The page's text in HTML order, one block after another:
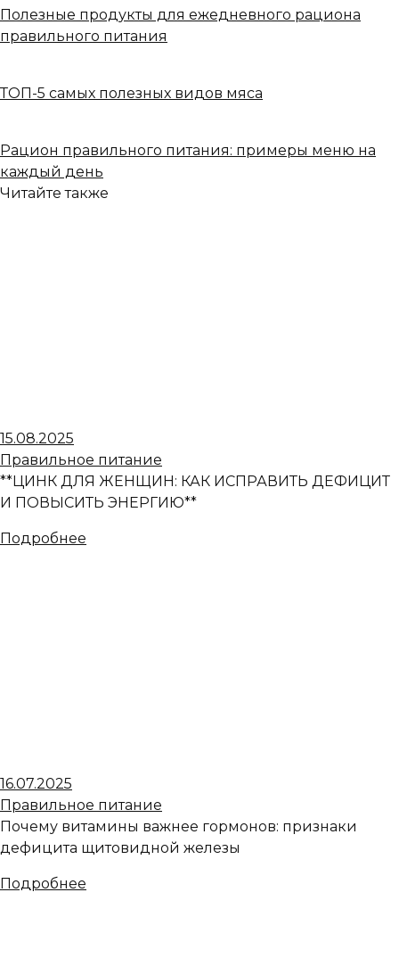
Полезные продукты для ежедневного рациона
правильного питания
ТОП-5 самых полезных видов мяса
Рацион правильного питания: примеры меню на
каждый день
Читайте также
15.08.2025
Правильное питание
**ЦИНК ДЛЯ ЖЕНЩИН: КАК ИСПРАВИТЬ ДЕФИЦИТ
И ПОВЫСИТЬ ЭНЕРГИЮ**
Подробнее
16.07.2025
Правильное питание
Почему витамины важнее гормонов: признаки
дефицита щитовидной железы
Подробнее